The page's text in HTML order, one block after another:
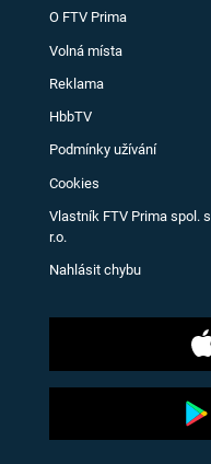
O FTV Prima
Volná místa
Reklama
HbbTV
Podmínky užívání
Cookies
Vlastník FTV Prima spol. s
r.o.
Nahlásit chybu